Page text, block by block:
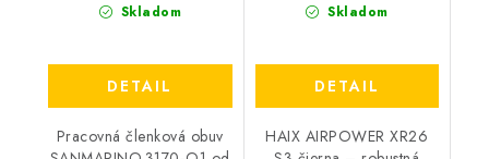
Skladom
DETAIL
Pracovná členková obuv
Skladom
DETAIL
HAIX AIRPOWER XR26